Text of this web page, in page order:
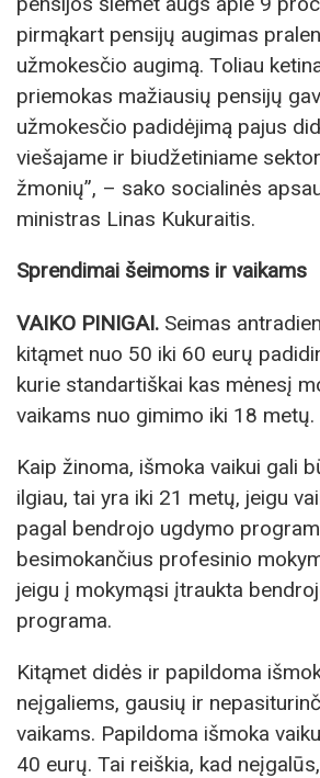
pirmąkart pensijų augimas
užmokesčio augimą. Toliau
priemokas mažiausių pensijų
užmokesčio padidėjimą pajus
viešajame ir biudžetiniame
žmonių”, – sako socialinės
ministras Linas Kukuraitis.
Sprendimai šeimoms ir vaikams
VAIKO PINIGAI. Seimas
kitąmet nuo 50 iki 60 eurų
kurie standartiškai kas mėnesį
vaikams nuo gimimo iki 18 metų.
Kaip žinoma, išmoka vaikui gali
ilgiau, tai yra iki 21 metų, jeigu
pagal bendrojo ugdymo
besimokančius profesinio
jeigu į mokymąsi įtraukta
programa.
Kitąmet didės ir papildoma
neįgaliems, gausių ir
vaikams. Papildoma išmoka
40 eurų. Tai reiškia, kad